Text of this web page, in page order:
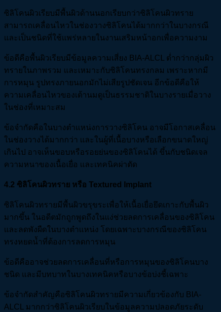
ซิลิโคนผิวเรียบมีพื้นผิวด้านนอกเรียบกว่าซิลิโคนผิวทราย
สามารถเคลื่อนไหวในช่องวางซิลิโคนได้มากกว่าในบางกรณี
และเป็นชนิดที่ใช้แพร่หลายในงานเสริมหน้าอกเพื่อความงาม
ข้อดีคือพื้นผิวเรียบมีข้อมูลความเสี่ยง BIA-ALCL ต่ำกว่ากลุ่มผิว
ทรายในภาพรวม และเหมาะกับซิลิโคนทรงกลม เพราะหากมี
การหมุน รูปทรงภายนอกมักไม่เสียรูปชัดเจน อีกข้อดีคือให้
ความเคลื่อนไหวของเต้านมดูเป็นธรรมชาติในบางรายเมื่อวาง
ในช่องที่เหมาะสม
ข้อจำกัดคือในบางตำแหน่งการวางซิลิโคน อาจมีโอกาสเคลื่อน
ในช่องวางได้มากกว่า และในผู้ที่เนื้อบางหรือเลือกขนาดใหญ่
เกินไป อาจเห็นขอบหรือรอยย่นของซิลิโคนได้ ขึ้นกับชนิดเจล
ความหนาของเนื้อเยื่อ และเทคนิคผ่าตัด
4.2 ซิลิโคนผิวทราย หรือ Textured Implant
ซิลิโคนผิวทรายมีพื้นผิวขรุขระเพื่อให้เนื้อเยื่อยึดเกาะกับพื้นผิว
มากขึ้น ในอดีตมักถูกพูดถึงในแง่ช่วยลดการเคลื่อนของซิลิโคน
และลดพังผืดในบางตำแหน่ง โดยเฉพาะบางกรณีของซิลิโคน
ทรงหยดน้ำที่ต้องการลดการหมุน
ข้อดีคืออาจช่วยลดการเคลื่อนที่หรือการหมุนของซิลิโคนบาง
ชนิด และมีบทบาทในบางเทคนิคหรือบางข้อบ่งชี้เฉพาะ
ข้อจำกัดสำคัญคือซิลิโคนผิวทรายมีความเกี่ยวข้องกับ BIA-
ALCL มากกว่าซิลิโคนผิวเรียบในข้อมูลความปลอดภัยระดับ